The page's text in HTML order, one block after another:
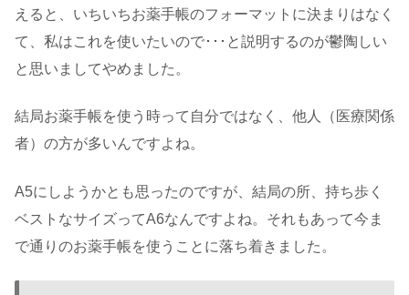
えると、いちいちお薬手帳のフォーマットに決まりはなく
て、私はこれを使いたいので･･･と説明するのが鬱陶しい
と思いましてやめました。
結局お薬手帳を使う時って自分ではなく、他人（医療関係
者）の方が多いんですよね。
A5にしようかとも思ったのですが、結局の所、持ち歩く
ベストなサイズってA6なんですよね。それもあって今ま
で通りのお薬手帳を使うことに落ち着きました。